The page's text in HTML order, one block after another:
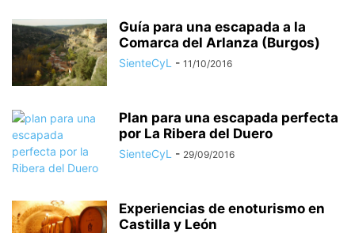
Guía para una escapada a la
Comarca del Arlanza (Burgos)
SienteCyL - 11/10/2016
Plan para una escapada perfecta
por La Ribera del Duero
SienteCyL - 29/09/2016
Experiencias de enoturismo en
Castilla y León